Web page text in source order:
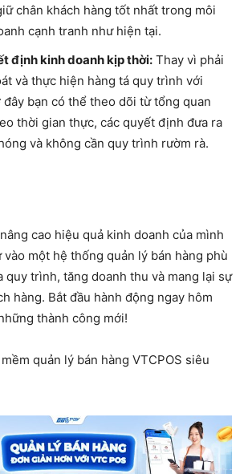
chân khách hàng tốt nhất trong môi
cạnh tranh như hiện tại.
định kinh doanh kịp thời: Thay vì phải
và thực hiện hàng tá quy trình với
đây bạn có thể theo dõi từ tổng quan
thời gian thực, các quyết định đưa ra
và không cần quy trình rườm rà.
cao hiệu quả kinh doanh của mình
vào một hệ thống quản lý bán hàng phù
quy trình, tăng doanh thu và mang lại sự
hàng. Bắt đầu hành động ngay hôm
thành công mới!
quản lý bán hàng VTCPOS siêu